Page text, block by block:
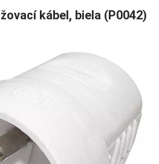
kábel, biela (P0042)